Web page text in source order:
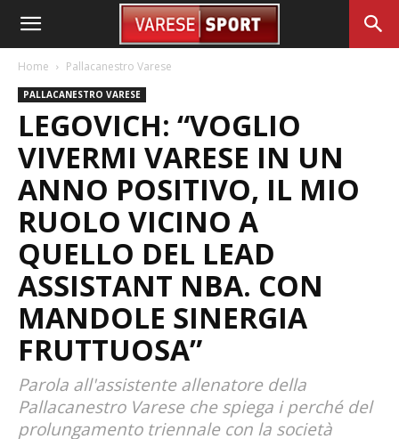
Home Pallacanestro Varese
PALLACANESTRO VARESE
LEGOVICH: “VOGLIO
VIVERMI VARESE IN UN
ANNO POSITIVO, IL MIO
RUOLO VICINO A
QUELLO DEL LEAD
ASSISTANT NBA. CON
MANDOLE SINERGIA
FRUTTUOSA”
Parola all'assistente allenatore della
Pallacanestro Varese che spiega i perché del
prolungamento triennale con la società